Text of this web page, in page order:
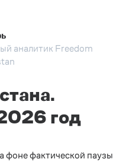
аналитик Freedom
год
фоне фактической паузы